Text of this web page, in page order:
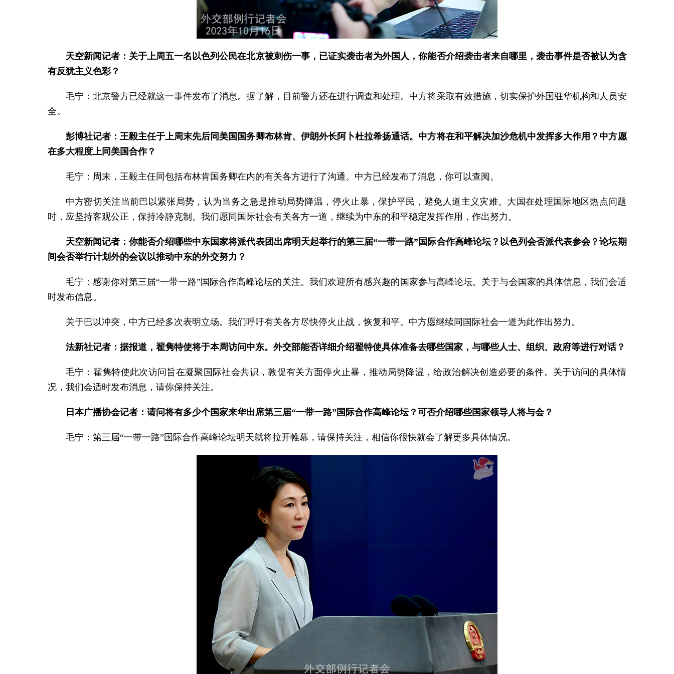
天空新闻记者：关于上周五一名以色列公民在北京被刺伤一事，已证实袭击者为外国人，你能否介绍袭击者来自哪里，袭击事件是否被认为含
有反犹主义色彩？
毛宁：北京警方已经就这一事件发布了消息。据了解，目前警方还在进行调查和处理。中方将采取有效措施，切实保护外国驻华机构和人员安
全。
彭博社记者：王毅主任于上周末先后同美国国务卿布林肯、伊朗外长阿卜杜拉希扬通话。中方将在和平解决加沙危机中发挥多大作用？中方愿
在多大程度上同美国合作？
毛宁：周末，王毅主任同包括布林肯国务卿在内的有关各方进行了沟通。中方已经发布了消息，你可以查阅。
中方密切关注当前巴以紧张局势，认为当务之急是推动局势降温，停火止暴，保护平民，避免人道主义灾难。大国在处理国际地区热点问题
时，应坚持客观公正，保持冷静克制。我们愿同国际社会有关各方一道，继续为中东的和平稳定发挥作用，作出努力。
天空新闻记者：你能否介绍哪些中东国家将派代表团出席明天起举行的第三届“一带一路”国际合作高峰论坛？以色列会否派代表参会？论坛期
间会否举行计划外的会议以推动中东的外交努力？
毛宁：感谢你对第三届“一带一路”国际合作高峰论坛的关注。我们欢迎所有感兴趣的国家参与高峰论坛。关于与会国家的具体信息，我们会适
时发布信息。
关于巴以冲突，中方已经多次表明立场。我们呼吁有关各方尽快停火止战，恢复和平。中方愿继续同国际社会一道为此作出努力。
法新社记者：据报道，翟隽特使将于本周访问中东。外交部能否详细介绍翟特使具体准备去哪些国家，与哪些人士、组织、政府等进行对话？
毛宁：翟隽特使此次访问旨在凝聚国际社会共识，敦促有关方面停火止暴，推动局势降温，给政治解决创造必要的条件。关于访问的具体情
况，我们会适时发布消息，请你保持关注。
日本广播协会记者：请问将有多少个国家来华出席第三届“一带一路”国际合作高峰论坛？可否介绍哪些国家领导人将与会？
毛宁：第三届“一带一路”国际合作高峰论坛明天就将拉开帷幕，请保持关注，相信你很快就会了解更多具体情况。